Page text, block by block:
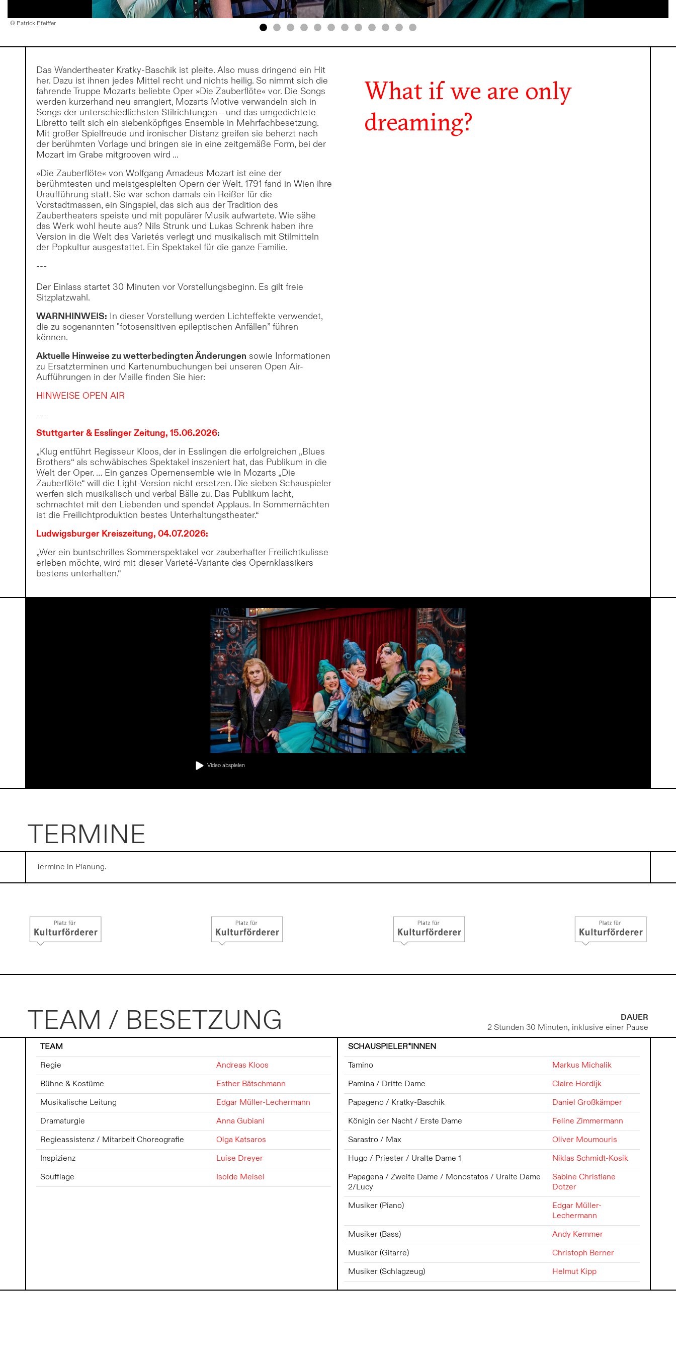
© Patrick Pfeiffer
What if we are only
dreaming?
Das Wandertheater Kratky-Baschik ist pleite. Also muss dringend ein Hit
her. Dazu ist ihnen jedes Mittel recht und nichts heilig. So nimmt sich die
fahrende Truppe Mozarts beliebte Oper »Die Zauberflöte« vor. Die Songs
werden kurzerhand neu arrangiert, Mozarts Motive verwandeln sich in
Songs der unterschiedlichsten Stilrichtungen - und das umgedichtete
Libretto teilt sich ein siebenköpfiges Ensemble in Mehrfachbesetzung.
Mit großer Spielfreude und ironischer Distanz greifen sie beherzt nach
der berühmten Vorlage und bringen sie in eine zeitgemäße Form, bei der
Mozart im Grabe mitgrooven wird ...
»Die Zauberflöte« von Wolfgang Amadeus Mozart ist eine der
berühmtesten und meistgespielten Opern der Welt. 1791 fand in Wien ihre
Uraufführung statt. Sie war schon damals ein Reißer für die
Vorstadtmassen, ein Singspiel, das sich aus der Tradition des
Zaubertheaters speiste und mit populärer Musik aufwartete. Wie sähe
das Werk wohl heute aus? Nils Strunk und Lukas Schrenk haben ihre
Version in die Welt des Varietés verlegt und musikalisch mit Stilmitteln
der Popkultur ausgestattet. Ein Spektakel für die ganze Familie.
---
Der Einlass startet 30 Minuten vor Vorstellungsbeginn. Es gilt freie
Sitzplatzwahl.
WARNHINWEIS: In dieser Vorstellung werden Lichteffekte verwendet,
die zu sogenannten "fotosensitiven epileptischen Anfällen” führen
können.
Aktuelle Hinweise zu wetterbedingten Änderungen sowie Informationen
zu Ersatzterminen und Kartenumbuchungen bei unseren Open Air-
Aufführungen in der Maille finden Sie hier:
HINWEISE OPEN AIR
---
Stuttgarter & Esslinger Zeitung, 15.06.2026:
„Klug entführt Regisseur Kloos, der in Esslingen die erfolgreichen „Blues
Brothers“ als schwäbisches Spektakel inszeniert hat, das Publikum in die
Welt der Oper. … Ein ganzes Opernensemble wie in Mozarts „Die
Zauberflöte“ will die Light-Version nicht ersetzen. Die sieben Schauspieler
werfen sich musikalisch und verbal Bälle zu. Das Publikum lacht,
schmachtet mit den Liebenden und spendet Applaus. In Sommernächten
ist die Freilichtproduktion bestes Unterhaltungstheater.“
Ludwigsburger Kreiszeitung, 04.07.2026:
„Wer ein buntschrilles Sommerspektakel vor zauberhafter Freilichtkulisse
erleben möchte, wird mit dieser Varieté-Variante des Opernklassikers
bestens unterhalten.“
Video abspielen
TERMINE
Termine in Planung.
TEAM / BESETZUNG
DAUER
2 Stunden 30 Minuten, inklusive einer Pause
TEAM
Regie
Andreas Kloos
Bühne & Kostüme
Esther Bätschmann
Musikalische Leitung
Edgar Müller-Lechermann
Dramaturgie
Anna Gubiani
Regieassistenz / Mitarbeit Choreografie
Olga Katsaros
Inspizienz
Luise Dreyer
Soufflage
Isolde Meisel
SCHAUSPIELER*INNEN
Tamino
Markus Michalik
Pamina / Dritte Dame
Claire Hordijk
Papageno / Kratky-Baschik
Daniel Großkämper
Königin der Nacht / Erste Dame
Feline Zimmermann
Sarastro / Max
Oliver Moumouris
Hugo / Priester / Uralte Dame 1
Niklas Schmidt-Kosik
Papagena / Zweite Dame / Monostatos / Uralte Dame
2/Lucy
Sabine Christiane
Dotzer
Musiker (Piano)
Edgar Müller-
Lechermann
Musiker (Bass)
Andy Kemmer
Musiker (Gitarre)
Christoph Berner
Musiker (Schlagzeug)
Helmut Kipp